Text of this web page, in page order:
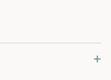
+